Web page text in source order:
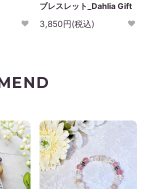
ブレスレット_Dahlia Gift
3,850円(税込)